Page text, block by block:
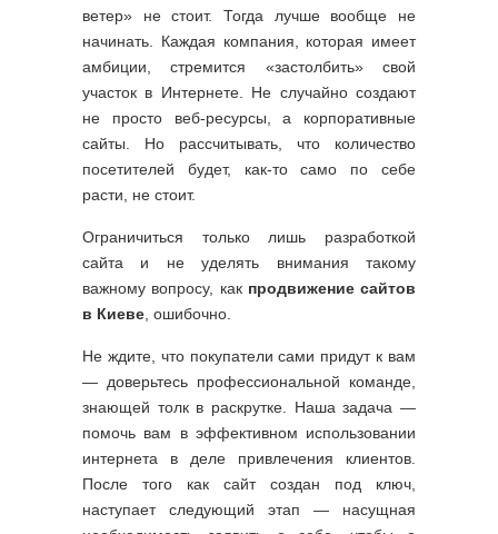
ветер» не стоит. Тогда лучше вообще не
начинать. Каждая компания, которая имеет
амбиции, стремится «застолбить» свой
участок в Интернете. Не случайно создают
не просто веб-ресурсы, а корпоративные
сайты. Но рассчитывать, что количество
посетителей будет, как-то само по себе
расти, не стоит.
Ограничиться только лишь разработкой
сайта и не уделять внимания такому
важному вопросу, как продвижение сайтов
в Киеве , ошибочно.
Не ждите, что покупатели сами придут к вам
— доверьтесь профессиональной команде,
знающей толк в раскрутке. Наша задача —
помочь вам в эффективном использовании
интернета в деле привлечения клиентов.
После того как сайт создан под ключ,
наступает следующий этап — насущная